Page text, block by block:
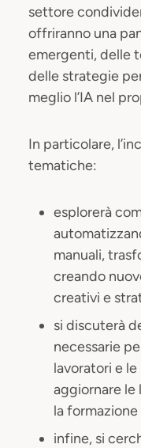
settore
offriranno una
emergenti, delle
delle strategie
meglio l’IA nel
In particolare,
tematiche:
esplorerà
manuali,
creando
creativi e
si discuterà
necessarie
lavoratori e
aggiornare
la
infine, si